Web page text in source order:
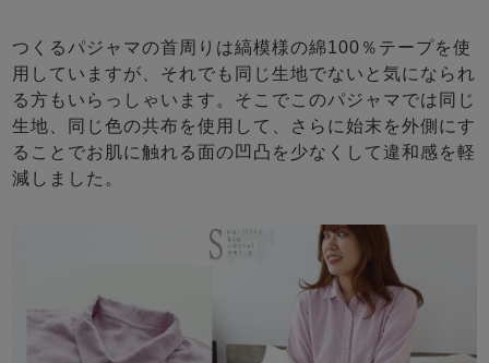
つくるパジャマの首周りは縞模様の綿100％テープを使
用していますが、それでも同じ生地でないと気になられ
る方もいらっしゃいます。そこでこのパジャマでは同じ
生地、同じ色の共布を使用して、さらに始末を外側にす
ることでお肌に触れる面の凹凸を少なくして違和感を軽
減しました。